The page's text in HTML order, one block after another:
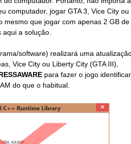
computador, jogar GTA 3, Vice City ou
mesmo que jogar com apenas 2 GB de
aqui a solução.
software) realizará uma
Vice City ou Liberty City (GTA III),
para fazer o jogo identificar
do que o habitual.